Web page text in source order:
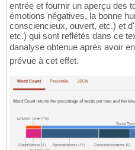
entrée et fournir un aperçu des
émotions négatives, la bonne
consciencieux, ouvert, etc.) et
etc.) qui sont reflétés dans ce
danalyse obtenue après avoir
prévue à cet effet.